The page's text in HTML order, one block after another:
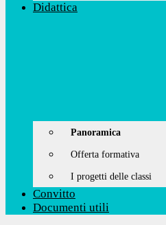
Didattica
Panoramica
Offerta formativa
I progetti delle classi
Convitto
Documenti utili